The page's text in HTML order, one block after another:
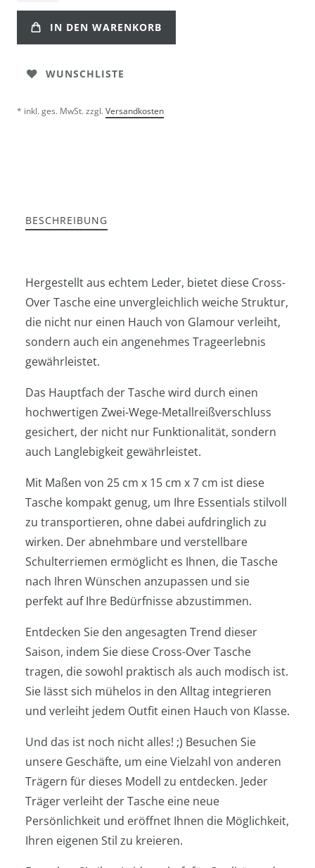
IN DEN WARENKORB
WUNSCHLISTE
* inkl. ges. MwSt. zzgl.Versandkosten
BESCHREIBUNG
Hergestellt aus echtem Leder, bietet diese Cross-
Over Tasche eine unvergleichlich weiche Struktur,
die nicht nur einen Hauch von Glamour verleiht,
sondern auch ein angenehmes Trageerlebnis
gewährleistet.
Das Hauptfach der Tasche wird durch einen
hochwertigen Zwei-Wege-Metallreißverschluss
gesichert, der nicht nur Funktionalität, sondern
auch Langlebigkeit gewährleistet.
Mit Maßen von 25 cm x 15 cm x 7 cm ist diese
Tasche kompakt genug, um Ihre Essentials stilvoll
zu transportieren, ohne dabei aufdringlich zu
wirken. Der abnehmbare und verstellbare
Schulterriemen ermöglicht es Ihnen, die Tasche
nach Ihren Wünschen anzupassen und sie
perfekt auf Ihre Bedürfnisse abzustimmen.
Entdecken Sie den angesagten Trend dieser
Saison, indem Sie diese Cross-Over Tasche
tragen, die sowohl praktisch als auch modisch ist.
Sie lässt sich mühelos in den Alltag integrieren
und verleiht jedem Outfit einen Hauch von Klasse.
Und das ist noch nicht alles! ;) Besuchen Sie
unsere Geschäfte, um eine Vielzahl von anderen
Trägern für dieses Modell zu entdecken. Jeder
Träger verleiht der Tasche eine neue
Persönlichkeit und eröffnet Ihnen die Möglichkeit,
Ihren eigenen Stil zu kreieren.